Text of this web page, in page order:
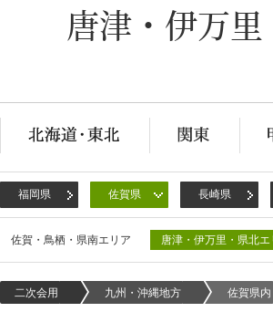
唐津・伊万
福岡県 佐賀県 長崎県
佐賀・鳥栖・県南エリア 唐津・伊万里・県北エ
二次会用 九州・沖縄地方 佐賀県内